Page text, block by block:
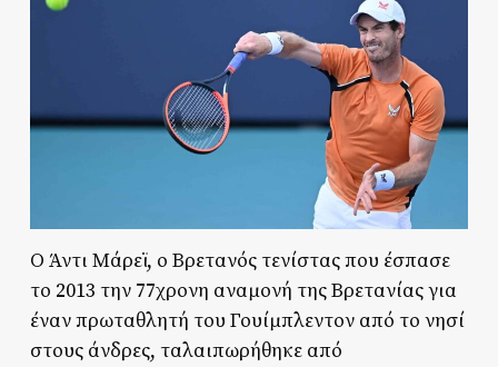
Ο Άντι Μάρεϊ, ο Βρετανός τενίστας που έσπασε
το 2013 την 77χρονη αναμονή της Βρετανίας για
έναν πρωταθλητή του Γουίμπλεντον από το νησί
στους άνδρες, ταλαιπωρήθηκε από